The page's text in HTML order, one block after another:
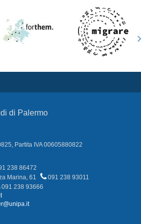
di Palermo
Partita IVA 00605880822
238 86472
Marina, 61
091 238 93011
091 238 93666